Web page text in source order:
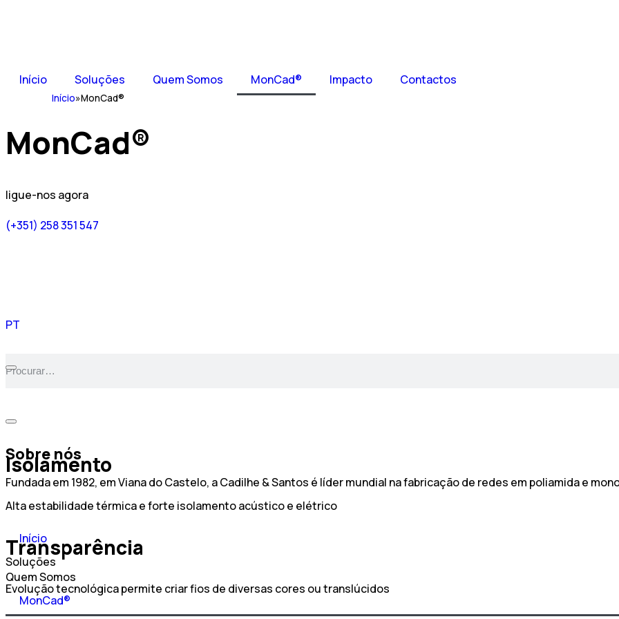
Início Soluções Quem Somos MonCad® Impacto Contactos
ligue-nos agora
(+351) 258 351 547
PT
EN
Sobre nós
Fundada em 1982, em Viana do Castelo, a Cadilhe & Santos é líder mundial na fabricação de redes em poliamida e
Início
Soluções
Quem Somos
MonCad®
Início»MonCad®
MonCad®
Isolamento
Alta estabilidade térmica e forte isolamento acústico e elétrico
Transparência
Evolução tecnológica permite criar fios de diversas cores ou translúcidos